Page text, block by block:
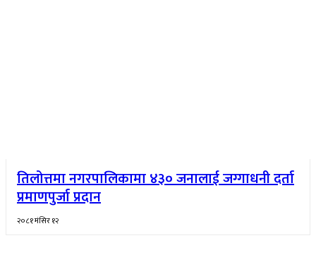
तिलोत्तमा नगरपालिकामा ४३० जनालाई जग्गाधनी दर्ता
प्रमाणपुर्जा प्रदान
२०८१ मंसिर १२